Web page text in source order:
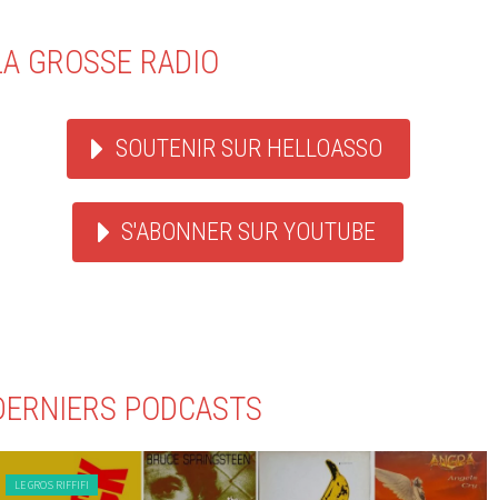
GROSSE RADIO
SOUTENIR SUR HELLOASSO
S'ABONNER SUR YOUTUBE
PODCASTS
LE GROS RIFFIFI